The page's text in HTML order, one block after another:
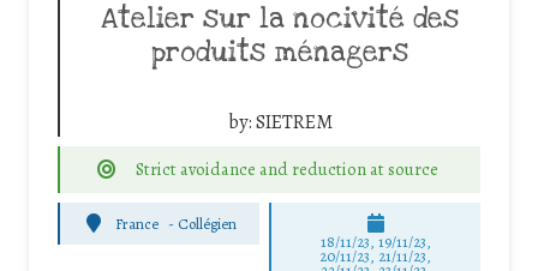
Atelier sur la nocivité des
produits ménagers
by:SIETREM
Strict avoidance and reduction at source
France - Collégien
18/11/23, 19/11/23,
20/11/23, 21/11/23,